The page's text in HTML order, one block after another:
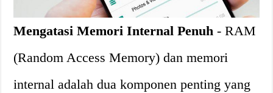
Mengatasi Memori Internal Penuh- RAM
(Random Access Memory) dan memori
internal adalah dua komponen penting yang